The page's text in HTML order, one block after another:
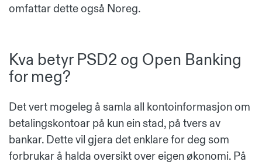
omfattar dette også Noreg.
Kva betyr PSD2 og Open Banking
for meg?
Det vert mogeleg å samla all kontoinformasjon om
betalingskontoar på kun ein stad, på tvers av
bankar. Dette vil gjera det enklare for deg som
forbrukar å halda oversikt over eigen økonomi. På